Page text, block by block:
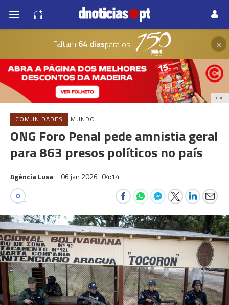
Faltam 64 diaspara os ×
PUB
COMUNIDADES MUNDO
ONG Foro Penal pede amnistia geral
para 863 presos políticos no país
Agência Lusa 06 jan 2026 04:14
0